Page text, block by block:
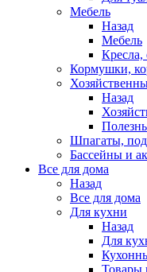
Мебель
Назад
Мебель
Кресла,
Кормушки,
Назад
Шпагаты,
Бассейны и
Все для дома
Назад
Все для дома
Для кухни
Назад
Для
Товары